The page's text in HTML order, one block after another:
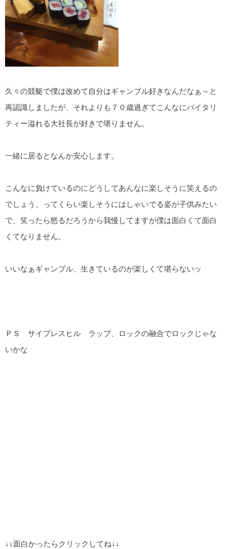
久々の競艇で僕は改めて自分はギャンブル好きなんだなぁ～と
再認識しましたが、それよりも７０歳過ぎてこんなにバイタリ
ティー溢れる大社長が好きで堪りません。
一緒に居るとなんか安心します。
こんなに負けているのにどうしてあんなに楽しそうに笑えるの
でしょう、ってくらい楽しそうにはしゃいでる姿が子供みたい
で、笑ったら怒るだろうから我慢してますが僕は面白くて面白
くてなりません。
いいなぁギャンブル、生きているのが楽しくて堪らないッ
ＰＳ サイプレスヒル ラップ、ロックの融合でロックじゃな
いかな
↓↓面白かったらクリックしてね↓↓